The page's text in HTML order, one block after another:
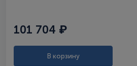
101 704 ₽
В корзину